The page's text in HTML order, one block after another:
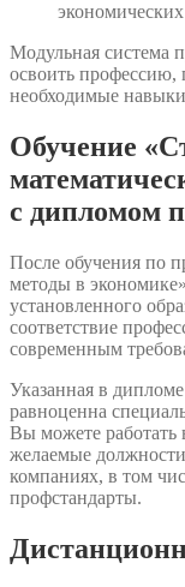
Модульная система
освоить профессию,
необходимые навыки
Обучение
с дипломом
После обучения по
методы в
установленного
соответствие
современным
Указанная в
равноценна
Вы можете работать
желаемые
компаниях, в том
профстандарты.